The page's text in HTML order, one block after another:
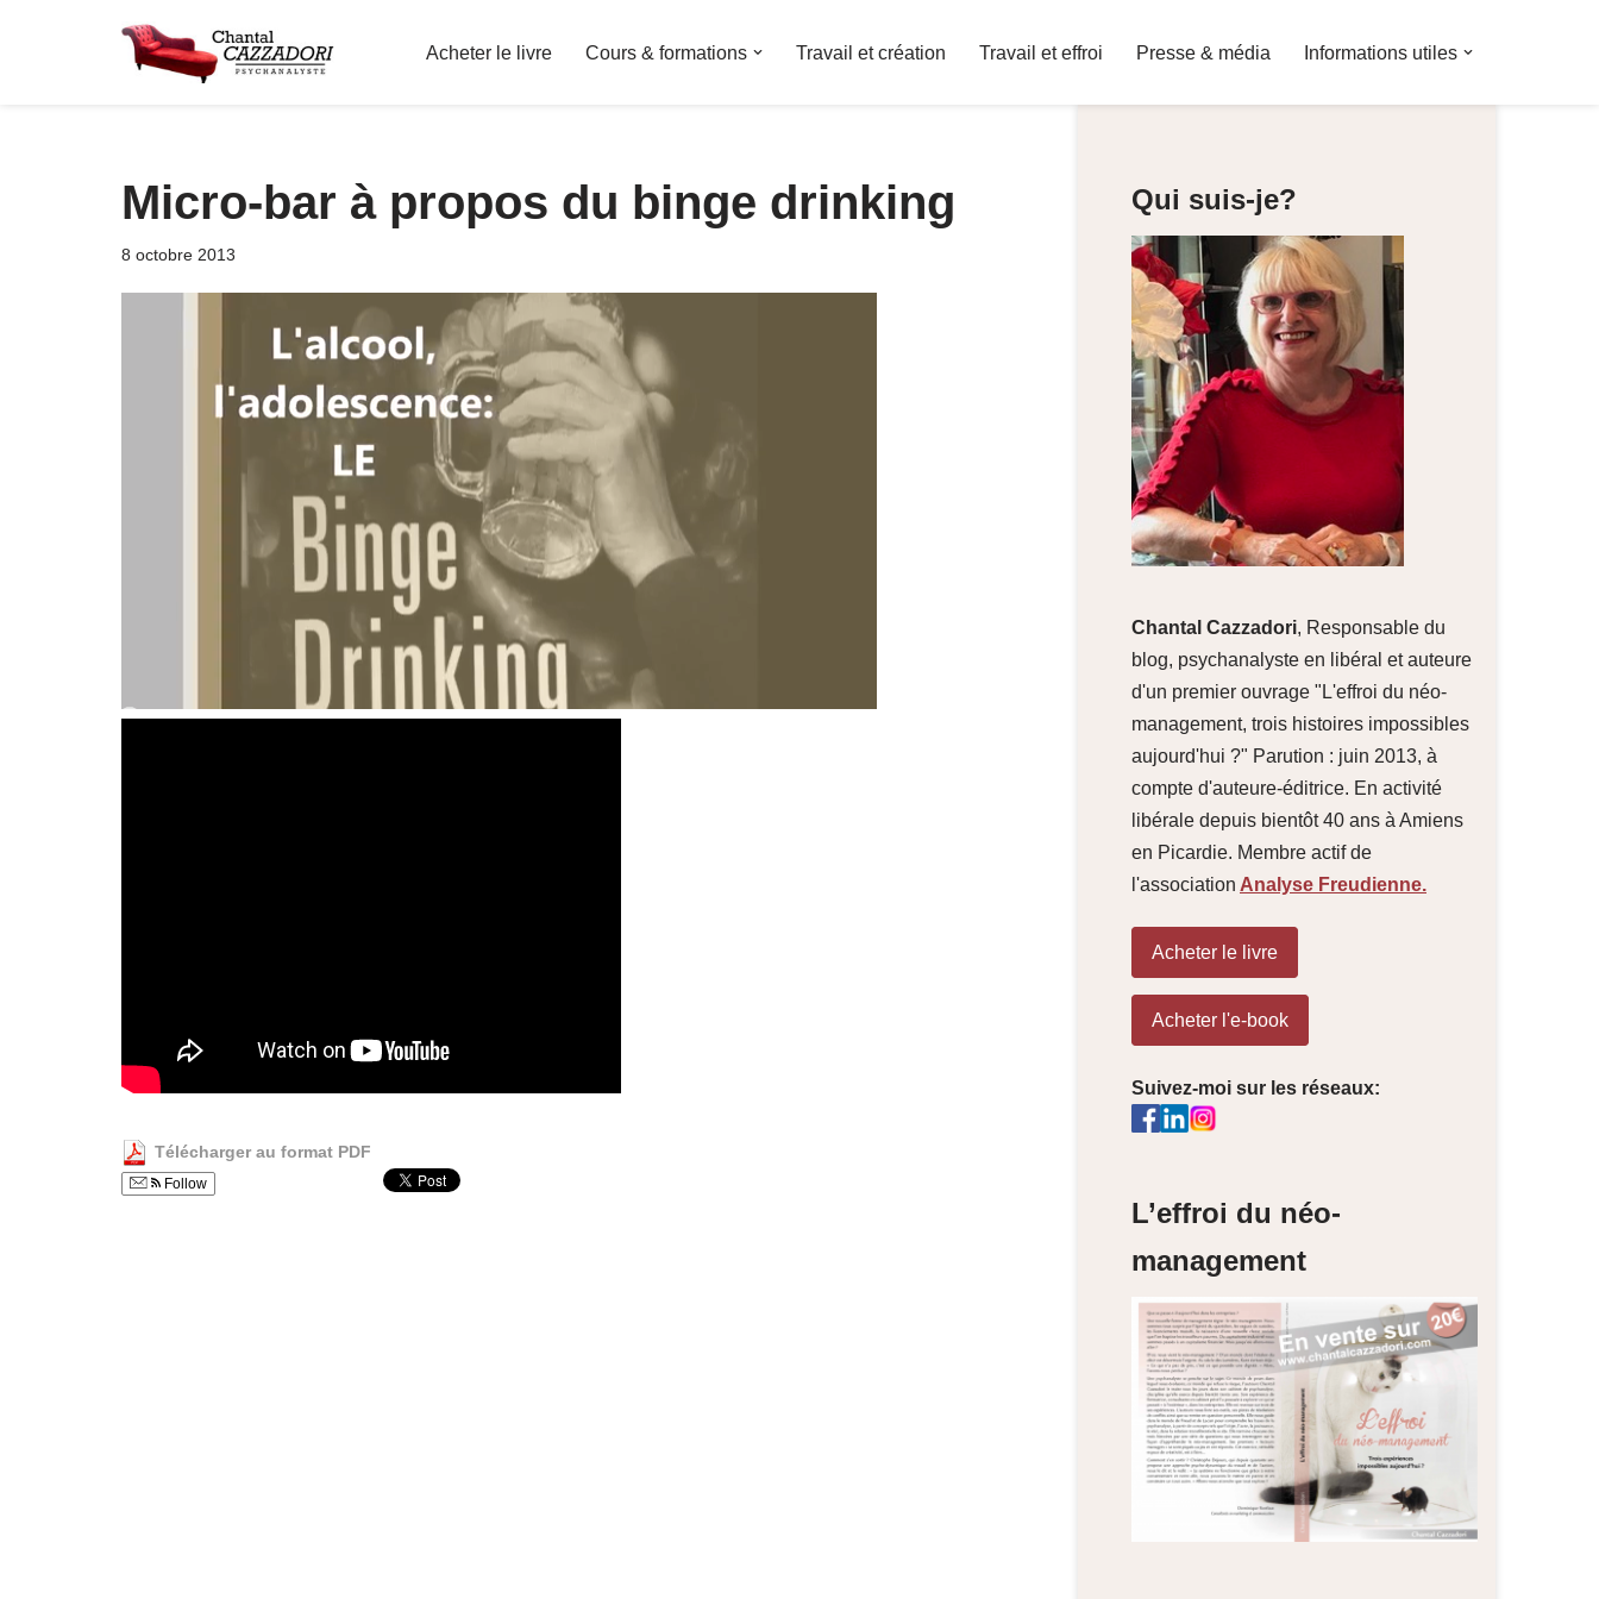
Acheter le livre Cours & formations Travail et création Travail et effroi Presse & média Informations utiles
Micro-bar à propos du binge drinking
8 octobre 2013
Télécharger au format PDF
Follow
Qui suis-je?
Chantal Cazzadori, Responsable du
blog, psychanalyste en libéral et auteure
d'un premier ouvrage "L'effroi du néo-
management, trois histoires impossibles
aujourd'hui ?" Parution : juin 2013, à
compte d'auteure-éditrice. En activité
libérale depuis bientôt 40 ans à Amiens
en Picardie. Membre actif de
l'association Analyse Freudienne.
Acheter le livre
Acheter l'e-book
Suivez-moi sur les réseaux:
L’effroi du néo-
management